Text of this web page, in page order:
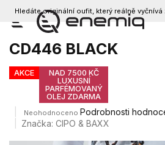
Přejít
obsah
Hledáte originální oufit, který reálně vyčnívá
CZK
Pánské džíny CIPO &
CD446 BLACK
AKCE
NAD 7500 KČ
LUXUSNÍ
PARFÉMOVANÝ
OLEJ ZDARMA
Průměrné
hodnocení
Neohodnoceno Podrobnosti
Značka:CIPO & BAXX